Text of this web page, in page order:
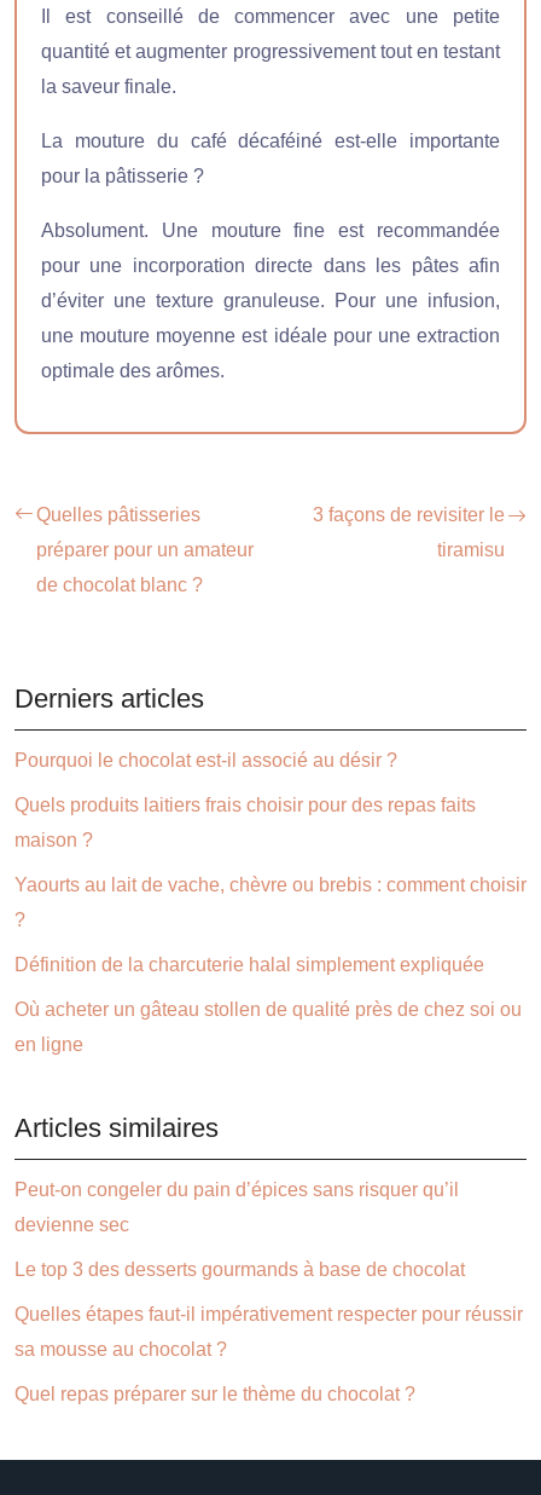
Il est conseillé de commencer avec une petite
quantité et augmenter progressivement tout en testant
la saveur finale.
La mouture du café décaféiné est-elle importante
pour la pâtisserie ?
Absolument. Une mouture fine est recommandée
pour une incorporation directe dans les pâtes afin
d’éviter une texture granuleuse. Pour une infusion,
une mouture moyenne est idéale pour une extraction
optimale des arômes.
Quelles pâtisseries
préparer pour un amateur
de chocolat blanc ?
3 façons de revisiter le
tiramisu
Derniers articles
Pourquoi le chocolat est-il associé au désir ?
Quels produits laitiers frais choisir pour des repas faits
maison ?
Yaourts au lait de vache, chèvre ou brebis : comment choisir
?
Définition de la charcuterie halal simplement expliquée
Où acheter un gâteau stollen de qualité près de chez soi ou
en ligne
Articles similaires
Peut-on congeler du pain d’épices sans risquer qu’il
devienne sec
Le top 3 des desserts gourmands à base de chocolat
Quelles étapes faut-il impérativement respecter pour réussir
sa mousse au chocolat ?
Quel repas préparer sur le thème du chocolat ?